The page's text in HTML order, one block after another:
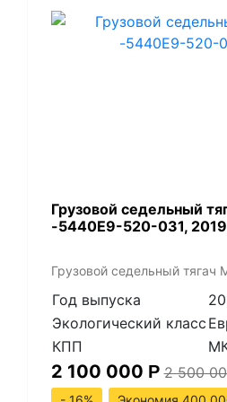
Грузовой седельный
-5440Е9-520-031, 2019
Грузовой седельный
Год выпуска
Экологический класс
КПП
2 100 000 Р 2 500